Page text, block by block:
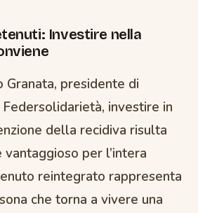
Investire nella
Granata, presidente di
investire in
della recidiva risulta
per l’intera
reintegrato rappresenta
che torna a vivere una